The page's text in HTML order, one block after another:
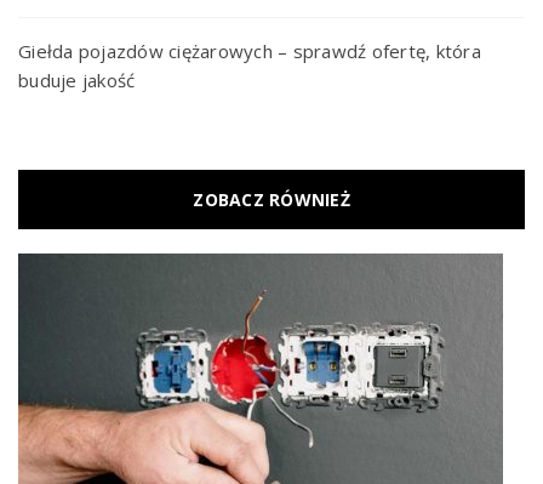
Giełda pojazdów ciężarowych – sprawdź ofertę, która
buduje jakość
ZOBACZ RÓWNIEŻ